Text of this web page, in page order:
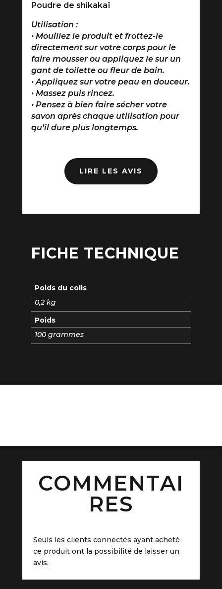
Poudre de shikakaï
Utilisation :
• Mouillez le produit et frottez-le
directement sur votre corps pour le
faire mousser ou appliquez le sur un
gant de toilette ou fleur de bain.
• Appliquez sur votre peau en douceur.
• Massez puis rincez.
• Pensez à bien faire sécher votre
savon après chaque utilisation pour
qu’il dure plus longtemps.
LIRE LES AVIS
FICHE TECHNIQUE
Poids du colis
0,2 kg
Poids
100 grammes
COMMENTAI
RES
Seuls les clients connectés ayant acheté
ce produit ont la possibilité de laisser un
avis.